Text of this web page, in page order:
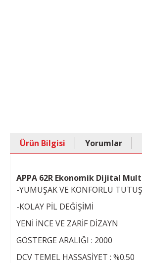
Ürün Bilgisi Yorumlar
APPA 62R Ekonomik Dijital
-YUMUŞAK VE KONFORLU TUTUŞ
-KOLAY PİL DEĞİŞİMİ
YENİ İNCE VE ZARİF DİZAYN
GÖSTERGE ARALIĞI : 2000
DCV TEMEL HASSASİYET : %0.50